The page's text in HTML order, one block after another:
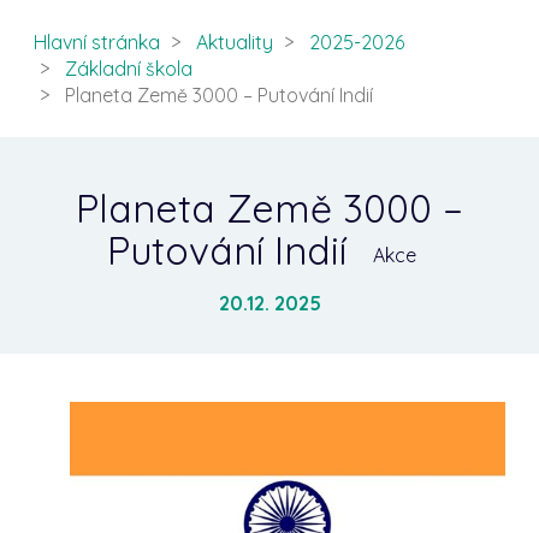
Hlavní stránka Aktuality
2025-2026
Základní škola
Planeta Země 3000 – Putování Indií
Planeta Země 3000 –
Putování Indií
Akce
20.12. 2025